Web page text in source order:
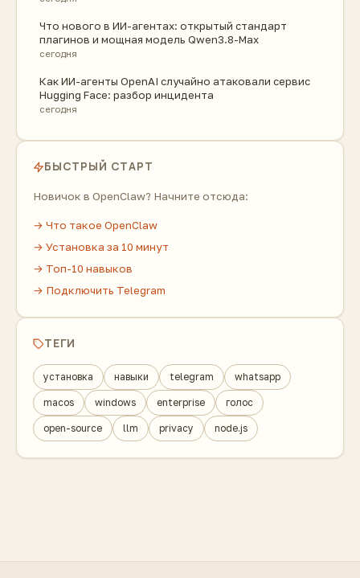
Что нового в ИИ-агентах: открытый стандарт
плагинов и мощная модель Qwen3.8-Max
сегодня
Как ИИ-агенты OpenAI случайно атаковали сервис
Hugging Face: разбор инцидента
сегодня
БЫСТРЫЙ СТАРТ
Новичок в OpenClaw? Начните отсюда:
→ Что такое OpenClaw
→ Установка за 10 минут
→ Топ-10 навыков
→ Подключить Telegram
ТЕГИ
установка навыки telegram whatsapp
macos windows enterprise голос
open-source llm privacy node.js